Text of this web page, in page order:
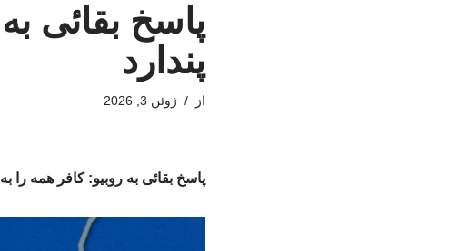
پاسخ بقائی
پندارد
از ژوئن 3, 2026
پاسخ بقائی به روبیو: کافر همه را